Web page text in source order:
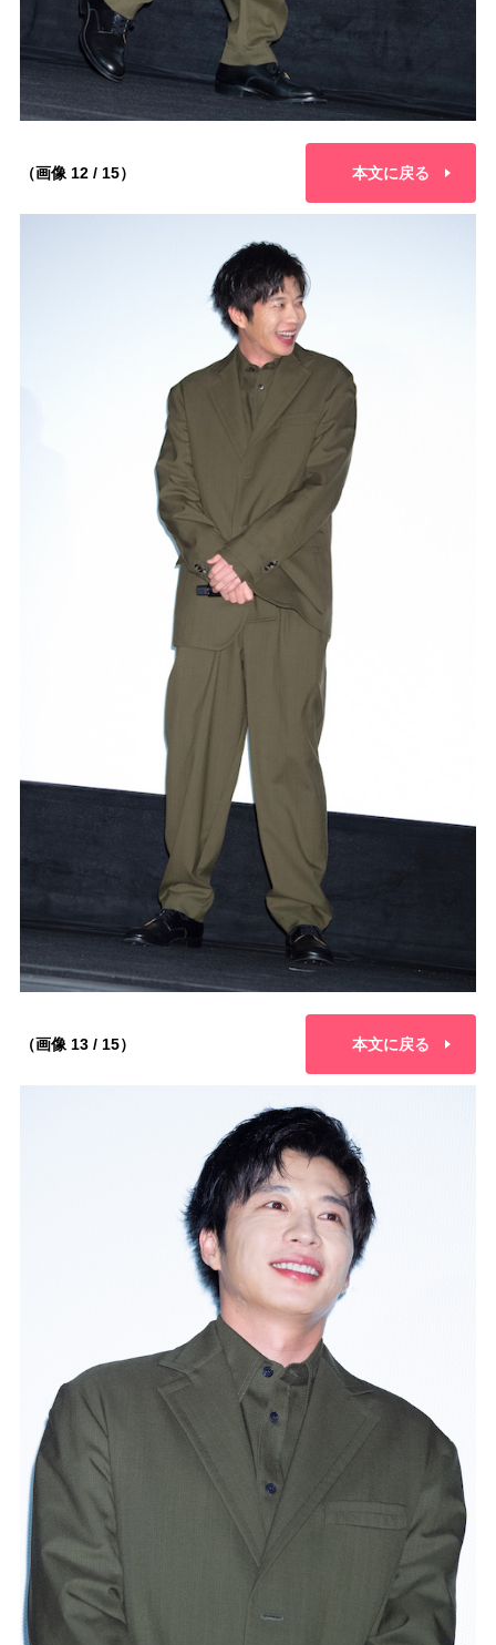
（画像 12 / 15） 本文に戻る
（画像 13 / 15） 本文に戻る